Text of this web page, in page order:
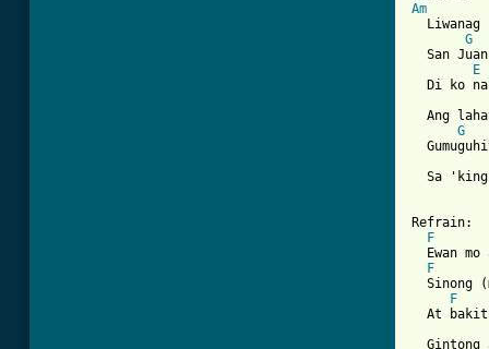
Am
Liwanag
G
  San Juan
E
Di ko
Ang
G
Sa
Refrain:
F
Ewan mo
F
Sinong
F
At
Gintong